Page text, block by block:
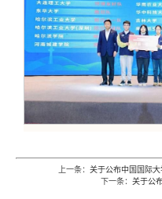
上一条： 关于公布中国国际
下一条： 关于公